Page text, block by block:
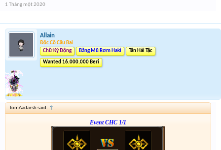
1 Tháng một 2020
Allain
Độc Cô Cầu Bại
Chữ Ký Động
Băng Mũ Rơm Haki Tân Hải Tặc
Wanted 16.000.000 Beri
TomAadarsh said: ↑
Event CHC 1/1